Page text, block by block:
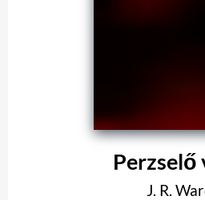
Perzselő
J. R.